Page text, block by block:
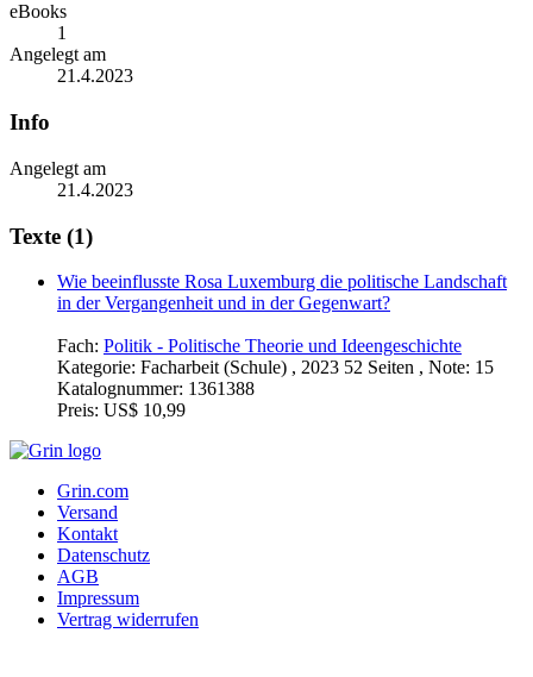
eBooks
1
Angelegt am
21.4.2023
Info
Angelegt am
21.4.2023
Texte (1)
Wie beeinflusste Rosa Luxemburg die politische Landschaft
in der Vergangenheit und in der Gegenwart?
Fach: Politik - Politische Theorie und Ideengeschichte
Kategorie: Facharbeit (Schule) , 2023 52 Seiten , Note: 15
Katalognummer: 1361388
Preis: US$ 10,99
Grin.com
Versand
Kontakt
Datenschutz
AGB
Impressum
Vertrag widerrufen